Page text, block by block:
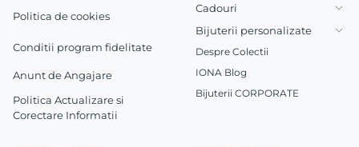
Politica de cookies
Conditii program fidelitate
Anunt de Angajare
Politica Actualizare si
Corectare Informatii
Cadouri
Bijuterii personalizate
Despre Colectii
IONA Blog
Bijuterii CORPORATE